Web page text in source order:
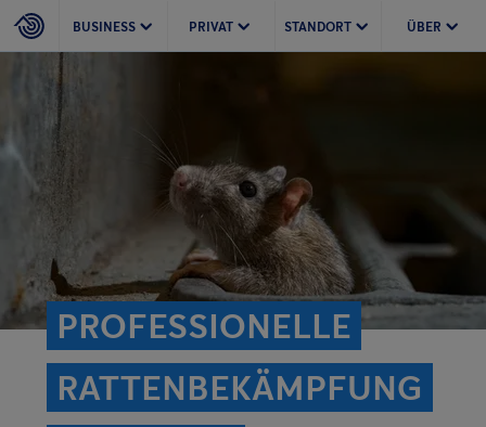
BUSINESS PRIVAT STANDORT ÜBER
PROFESSIONELLE
RATTEN­BEKÄMPFUNG